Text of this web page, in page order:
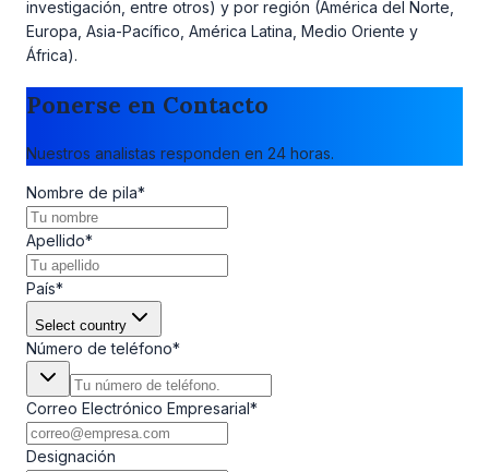
investigación, entre otros) y por región (América del Norte,
Europa, Asia-Pacífico, América Latina, Medio Oriente y
África).
Ponerse en Contacto
Nuestros analistas responden en 24 horas.
Nombre de pila*
Apellido*
País*
Select country
Número de teléfono*
Correo Electrónico Empresarial*
Designación